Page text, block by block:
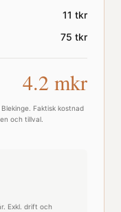
11 tkr
75 tkr
4.2 mkr
Blekinge . Faktisk kostnad
och tillval.
Exkl. drift och